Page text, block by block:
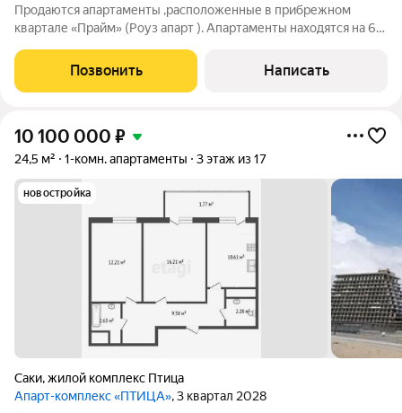
Продаются апартаменты ,расположенные в прибрежном
квартале «Прайм» (Роуз апарт ). Апартаменты находятся на 6
комната 10,24 кв м , Кухня-ниша 5,44 кв м , Прихожая 3,56 кв м ,
Сан.узел 3,41 кв м
Позвонить Написать
10 100 000 ₽
24,5 м² 1-комн. апартаменты 3 этаж из 17
новостройка
Саки,жилой комплекс Птица
Апарт-комплекс «ПТИЦА», 3 квартал 2028